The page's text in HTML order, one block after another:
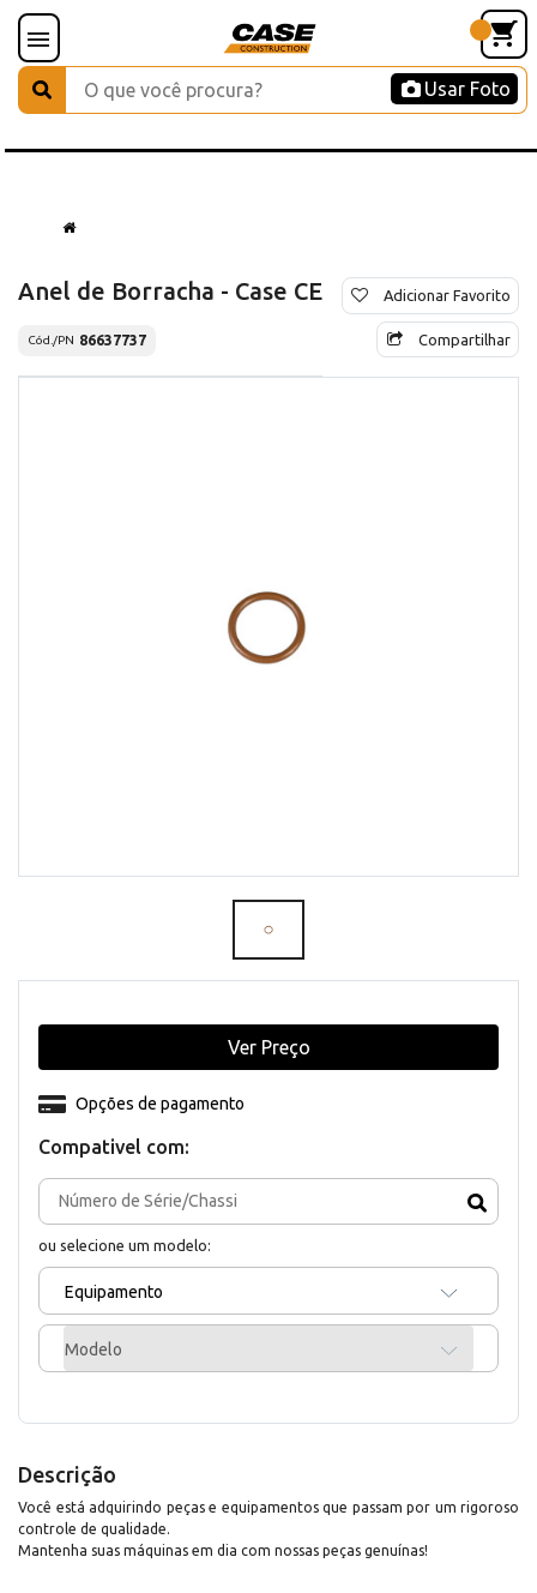
Usar Foto
Anel de Borracha - Case CE
Cód./PN 86637737
Adicionar Favorito
Compartilhar
Compativel com:
ou selecione um modelo:
Equipamento
Modelo
Opções de pagamento
Ver Preço
Descrição
Você está adquirindo peças e equipamentos que passam por um rigoroso
controle de qualidade.
Mantenha suas máquinas em dia com nossas peças genuínas!